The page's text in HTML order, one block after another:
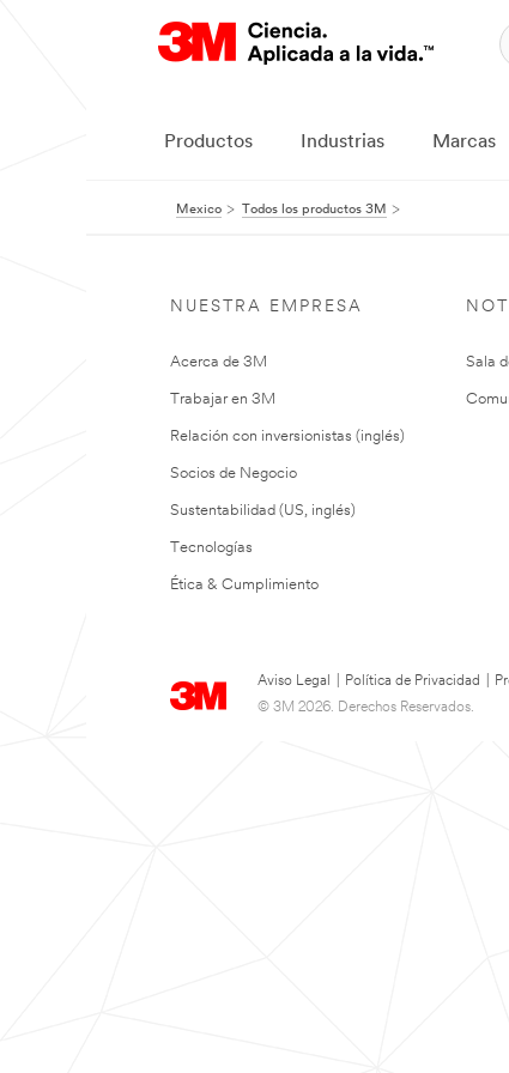
Productos Industrias Marcas
Mexico Todos los productos 3M
NUESTRA EMPRESA
Acerca de 3M
Trabajar en 3M
Relación con inversionistas (inglés)
Socios de Negocio
Sustentabilidad (US, inglés)
Tecnologías
Ética & Cumplimiento
Sala
Aviso Legal Política de Privacidad
© 3M 2026. Derechos Reservados.